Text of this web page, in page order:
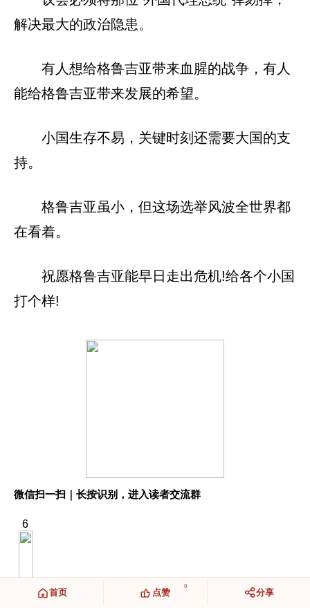
解决最大的政治隐患。
有人想给格鲁吉亚带来血腥的战争，有人
能给格鲁吉亚带来发展的希望。
小国生存不易，关键时刻还需要大国的支
持。
格鲁吉亚虽小，但这场选举风波全世界都
在看着。
祝愿格鲁吉亚能早日走出危机!给各个小国
打个样!
微信扫一扫｜长按识别，进入读者交流群
6
1
0
首页
0
点赞 分享